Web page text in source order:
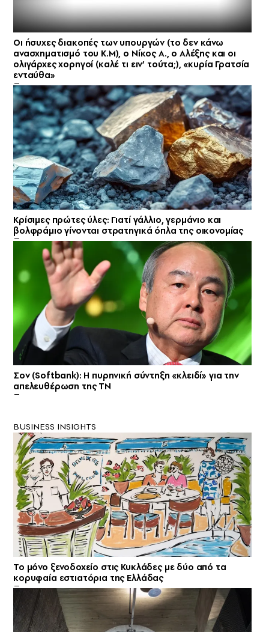
Οι ήσυχες διακοπές των υπουργών (το δεν κάνω
ανασχηματισμό του Κ.Μ), ο Νίκος Α., ο Αλέξης και οι
ολιγάρχες χορηγοί (καλέ τι ειν’ τούτα;), «κυρία Γρατσία
ενταύθα»
Κρίσιμες πρώτες ύλες: Γιατί γάλλιο, γερμάνιο και
βολφράμιο γίνονται στρατηγικά όπλα της οικονομίας
Σον (Softbank): Η πυρηνική σύντηξη «κλειδί» για την
απελευθέρωση της ΤΝ
BUSINESS INSIGHTS
Το μόνο ξενοδοχείο στις Κυκλάδες με δύο από τα
κορυφαία εστιατόρια της Ελλάδας